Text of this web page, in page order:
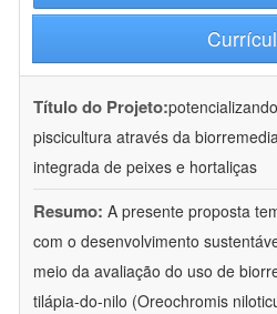
Título do Projeto:
piscicultura através da
integrada de peixes e hortaliças
Resumo: A presente proposta
com o desenvolvimento
meio da avaliação do uso de
tilápia-do-nilo (Oreochromis